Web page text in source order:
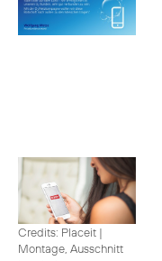
Credits: Placeit |
Montage, Ausschnitt